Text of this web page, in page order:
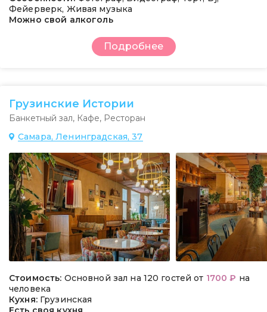
Фейерверк, Живая музыка
Можно свой алкоголь
Подробнее
Грузинские Истории
Банкетный зал, Кафе, Ресторан
Самара, Ленинградская, 37
Стоимость: Основной зал на 120 гостей от 1700 ₽ на
человека
Кухня: Грузинская